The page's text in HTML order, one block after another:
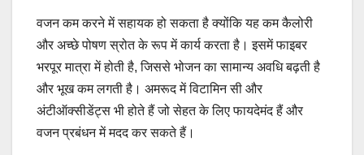
वजन कम करने में सहायक हो सकता है क्योंकि यह कम कैलोरी
और अच्छे पोषण स्रोत के रूप में कार्य करता है। इसमें फाइबर
भरपूर मात्रा में होती है, जिससे भोजन का सामान्य अवधि बढ़ती है
और भूख कम लगती है। अमरूद में विटामिन सी और
अंटीऑक्सीडेंट्स भी होते हैं जो सेहत के लिए फायदेमंद हैं और
वजन प्रबंधन में मदद कर सकते हैं।